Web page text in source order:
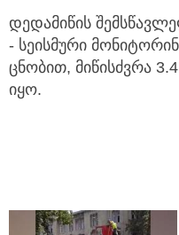
დედამიწის
- სეისმური
ცნობით, მიწისძვრა
იყო.